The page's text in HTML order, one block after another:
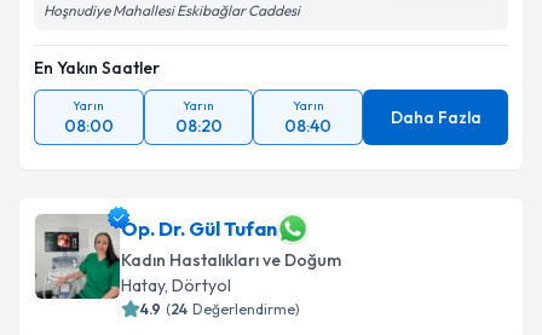
Hoşnudiye Mahallesi Eskibağlar Caddesi
En Yakın Saatler
Yarın
08:00
Yarın
08:20
Yarın
08:40 Daha Fazla
Op. Dr. Gül Tufan
Kadın Hastalıkları ve Doğum
Hatay, Dörtyol
4.9 (24 Değerlendirme)